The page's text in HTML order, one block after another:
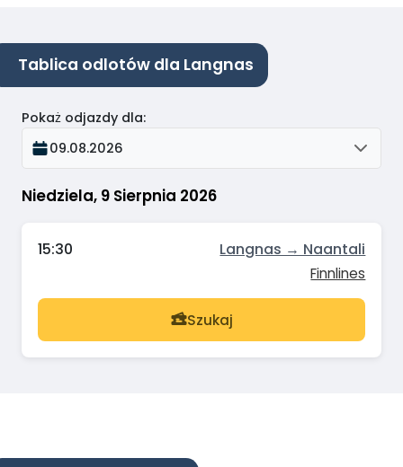
Tablica odlotów dla Langnas
Niedziela, 9 Sierpnia 2026
Pokaż odjazdy dla:
09.08.2026
15:30 Langnas → Naantali
Finnlines
Szukaj